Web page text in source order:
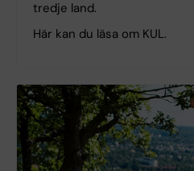
tredje land.
Här kan du läsa om KUL.